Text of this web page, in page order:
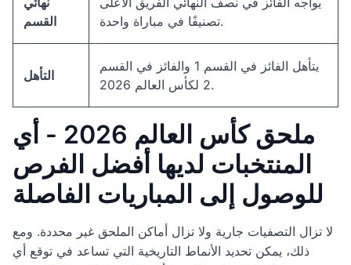
القسم
تصنيفًا في مباراة واحدة.
التأهل
يتأهل الفائز في القسم 1 والفائز في القسم
2 لكأس العالم 2026.
ملحق كأس العالم 2026 - أي
المنتخبات لديها أفضل الفرص
للوصول إلى المباريات الفاصلة
لا تزال التصفيات جارية ولا تزال أماكن الملحق غير محددة. ومع
ذلك، يمكن تحديد الأنماط التاريخية التي تساعد في توقع أي